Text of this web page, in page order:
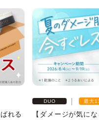
れる
DUO 最大
【ダメージが気に